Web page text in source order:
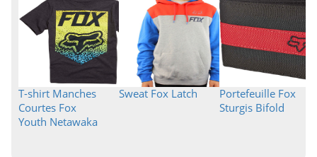
T-shirt Manches
Courtes Fox
Youth Netawaka
Sweat Fox Latch
Portefeuille Fox
Sturgis Bifold